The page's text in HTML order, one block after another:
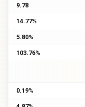
9.78
14.77%
5.80%
103.76%
0.19%